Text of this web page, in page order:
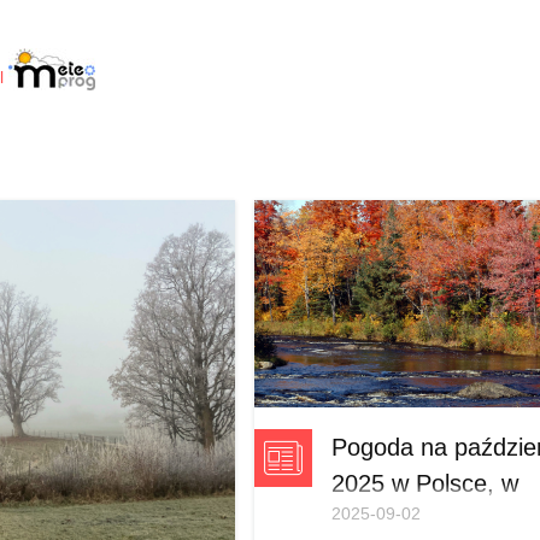
Pogoda na
2025 w Polsce, w
górach, nad
2025-09-02